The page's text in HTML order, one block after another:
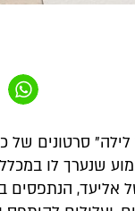
לילה" סרטונים של
שנערך לו
הנתפסים